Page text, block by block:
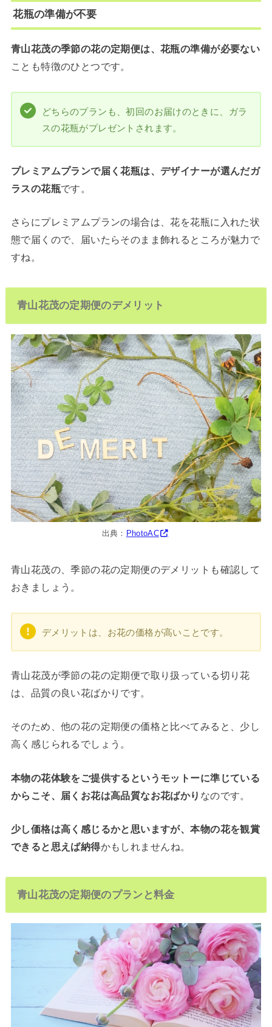
花瓶の準備が不要
青山花茂の季節の花の定期便は、花瓶の準備が必要ない
ことも特徴のひとつです。
どちらのプランも、初回のお届けのときに、ガラ
スの花瓶がプレゼントされます。
プレミアムプランで届く花瓶は、デザイナーが選んだガ
ラスの花瓶です。
さらにプレミアムプランの場合は、花を花瓶に入れた状
態で届くので、届いたらそのまま飾れるところが魅力で
すね。
青山花茂の定期便のデメリット
出典： PhotoAC
青山花茂の、季節の花の定期便のデメリットも確認して
おきましょう。
デメリットは、お花の価格が高いことです。
青山花茂が季節の花の定期便で取り扱っている切り花
は、品質の良い花ばかりです。
そのため、他の花の定期便の価格と比べてみると、少し
高く感じられるでしょう。
本物の花体験をご提供するというモットーに準じている
からこそ、届くお花は高品質なお花ばかり なのです。
少し価格は高く感じるかと思いますが、本物の花を観賞
できると思えば納得かもしれませんね。
青山花茂の定期便のプランと料金